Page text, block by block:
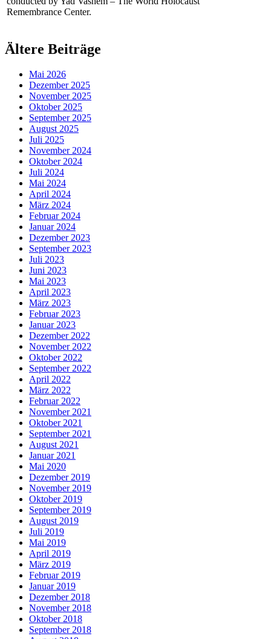
Remembrance Center.
Ältere Beiträge
Mai 2026
Dezember 2025
November 2025
Oktober 2025
September 2025
August 2025
Juli 2025
November 2024
Oktober 2024
Juli 2024
Mai 2024
April 2024
März 2024
Februar 2024
Januar 2024
Dezember 2023
September 2023
Juli 2023
Juni 2023
Mai 2023
April 2023
März 2023
Februar 2023
Januar 2023
Dezember 2022
November 2022
Oktober 2022
September 2022
April 2022
März 2022
Februar 2022
November 2021
Oktober 2021
September 2021
August 2021
Januar 2021
Mai 2020
Dezember 2019
November 2019
Oktober 2019
September 2019
August 2019
Juli 2019
Mai 2019
April 2019
März 2019
Februar 2019
Januar 2019
Dezember 2018
November 2018
Oktober 2018
September 2018